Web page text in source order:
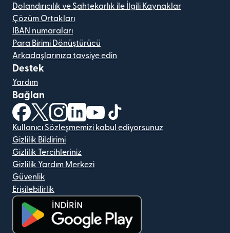
Dolandırıcılık ve Sahtekarlık ile İlgili Kaynaklar
Çözüm Ortakları
IBAN numaraları
Para Birimi Dönüştürücü
Arkadaşlarınıza tavsiye edin
Destek
Yardım
Bağlan
(yeni pencerede açılır)
(yeni pencerede açılır)
(yeni pencerede açılır)
(yeni pencerede açılır)
(yeni pencerede açılır)
Kullanıcı Sözleşmemizi kabul ediyorsunuz
Gizlilik Bildirimi
Gizlilik Tercihleriniz
Gizlilik Yardım Merkezi
Güvenlik
Erişilebilirlik